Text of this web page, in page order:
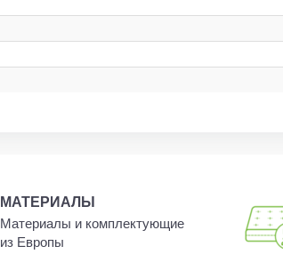
МАТЕРИАЛЫ
Материалы и комплектующие
из Европы